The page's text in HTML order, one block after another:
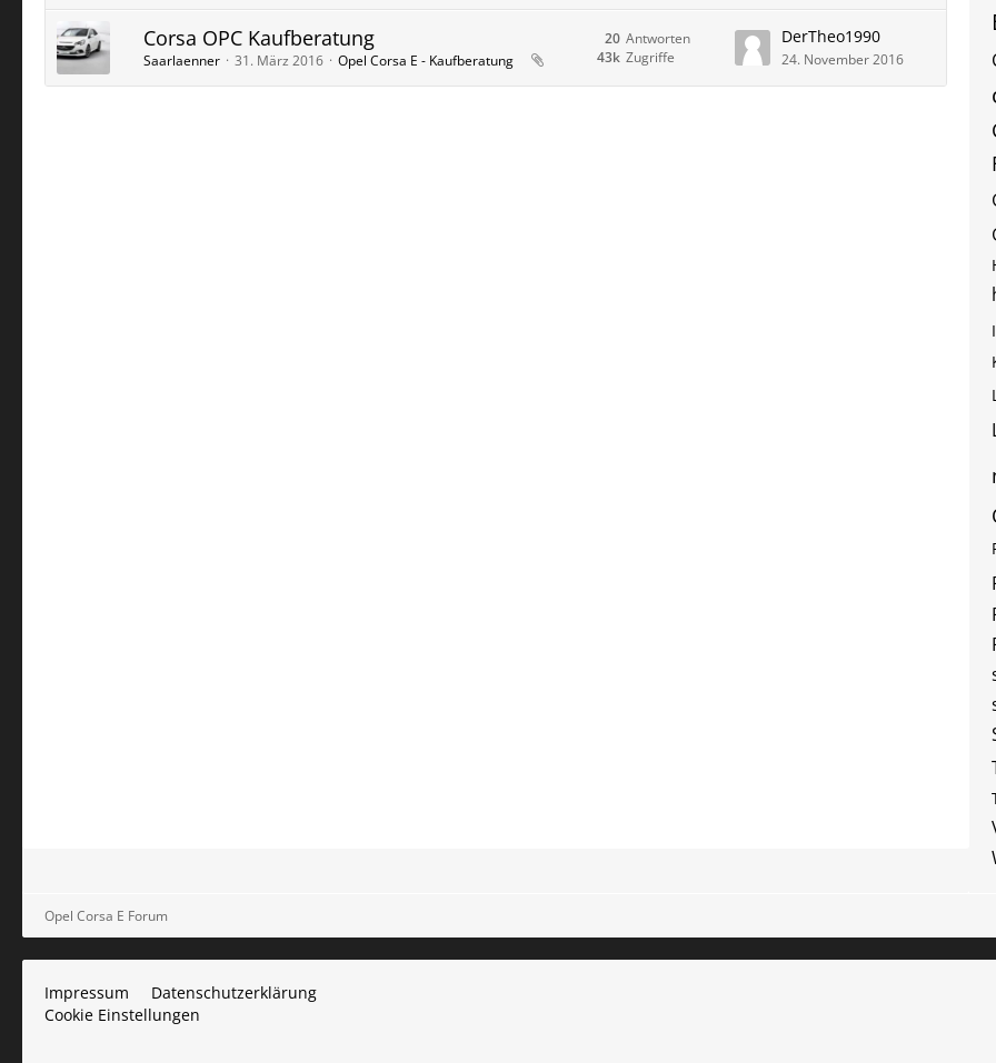
Corsa OPC Kaufberatung
Saarlaenner 31. März 2016 Opel Corsa E - Kaufberatung
Antworten
20
Zugriffe
43k
DerTheo1990
24. November 2016
Opel Corsa E Forum
Impressum
Datenschutzerklärung
Cookie Einstellungen